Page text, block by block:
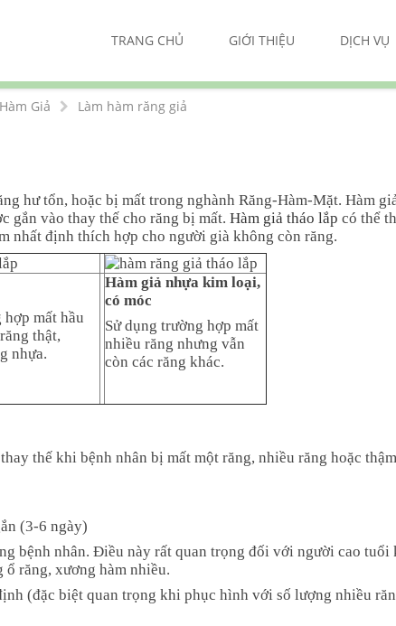
TRANG CHỦ GIỚI THIỆU DỊCH VỤ
Giả Làm hàm răng giả
hư tổn, hoặc bị mất trong nghành Răng-Hàm-Mặt. Hàm
gắn vào thay thế cho răng bị mất. Hàm giả tháo lắp có thể
nhất định thích hợp cho người già không còn răng.
mất hầu
thật,
nhựa.
Hàm giả nhựa kim loại,
có móc
Sử dụng trường hợp mất
nhiều răng nhưng vẫn
còn các răng khác.
thế khi bệnh nhân bị mất một răng, nhiều răng hoặc
(3-6 ngày)
bệnh nhân. Điều này rất quan trọng đối với người cao tuổi
răng, xương hàm nhiều.
(đặc biệt quan trọng khi phục hình với số lượng nhiều